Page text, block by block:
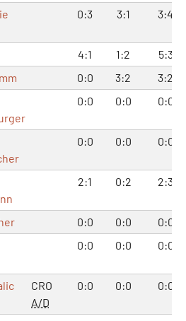
0:3 3:1 3:4
4:1 1:2
5:3
0:0 3:2
3:2
0:0 0:0 0:0
0:0 0:0 0:0
2:1 0:2 2:3
0:0 0:0
0:0
0:0 0:0 0:0
CRO
A/D
0:0 0:0 0:0